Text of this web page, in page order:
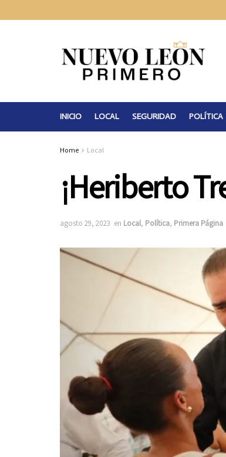
INICIO LOCAL SEGURIDAD POLÍTICA
Home Local
¡Heriberto
agosto 29, 2023 en Local, Política, Primera Página